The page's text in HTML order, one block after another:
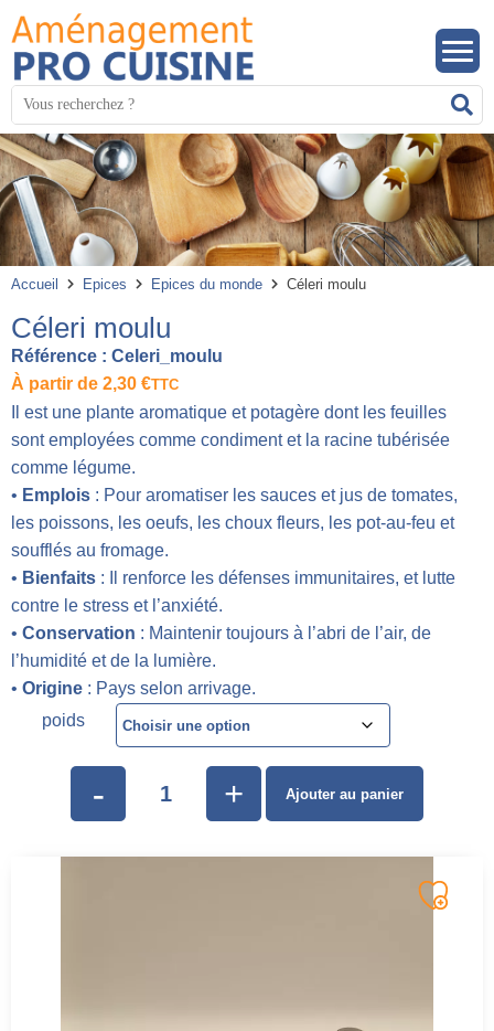
Mots
clés
:
Accueil Epices Epices du monde Céleri moulu
Céleri moulu
Référence : Celeri_moulu
À partir de 2,30 €TTC
Il est une plante aromatique et potagère dont les feuilles
sont employées comme condiment et la racine tubérisée
comme légume.
• Emplois : Pour aromatiser les sauces et jus de tomates,
les poissons, les oeufs, les choux fleurs, les pot-au-feu et
soufflés au fromage.
• Bienfaits : Il renforce les défenses immunitaires, et lutte
contre le stress et l’anxiété.
• Conservation : Maintenir toujours à l’abri de l’air, de
l’humidité et de la lumière.
• Origine : Pays selon arrivage.
poids
- + Ajouter au panier
Panneau de gestion des cookies